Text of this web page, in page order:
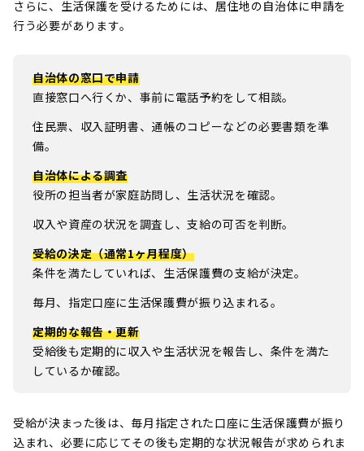
さらに、生活保護を受けるためには、居住地の自治体に申請を
行う必要があります。
自治体の窓口で申請
直接窓口へ行くか、事前に電話予約をして相談。
住民票、収入証明書、通帳のコピーなどの必要書類を準
備。
自治体による調査
役所の担当者が家庭訪問し、生活状況を確認。
収入や資産の状況を調査し、支給の可否を判断。
受給の決定（通常1ヶ月程度）
条件を満たしていれば、生活保護費の支給が決定。
毎月、指定口座に生活保護費が振り込まれる。
定期的な報告・更新
受給後も定期的に収入や生活状況を報告し、条件を満た
しているか確認。
受給が決まった後は、毎月指定された口座に生活保護費が振り
込まれ、必要に応じてその後も定期的な状況報告が求められま